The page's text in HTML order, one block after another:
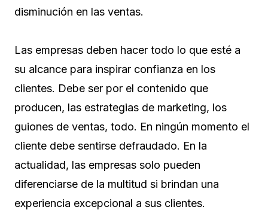
disminución en las ventas.
Las empresas deben hacer todo lo que esté a
su alcance para inspirar confianza en los
clientes. Debe ser por el contenido que
producen, las estrategias de marketing, los
guiones de ventas, todo. En ningún momento el
cliente debe sentirse defraudado. En la
actualidad, las empresas solo pueden
diferenciarse de la multitud si brindan una
experiencia excepcional a sus clientes.